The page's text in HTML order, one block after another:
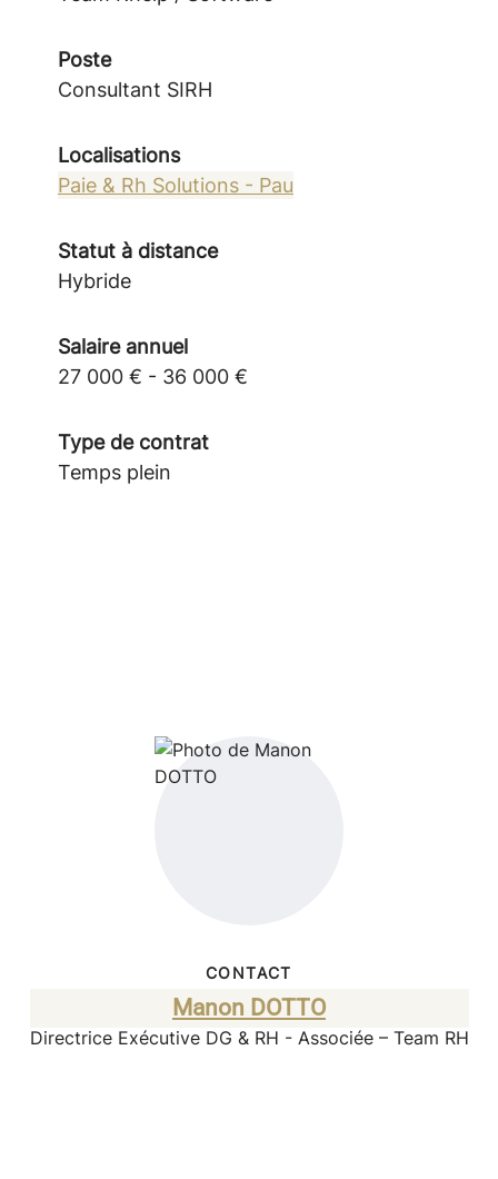
Poste
Consultant SIRH
Localisations
Paie & Rh Solutions - Pau
Statut à distance
Hybride
Salaire annuel
27 000 € - 36 000 €
Type de contrat
Temps plein
CONTACT
Manon DOTTO
Directrice Exécutive DG & RH - Associée – Team RH